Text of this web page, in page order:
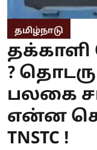
தமிழ்நாடு
?
பலகை
என்ன
TNSTC !